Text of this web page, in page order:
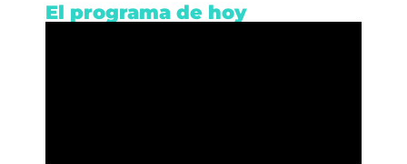
El programa de hoy